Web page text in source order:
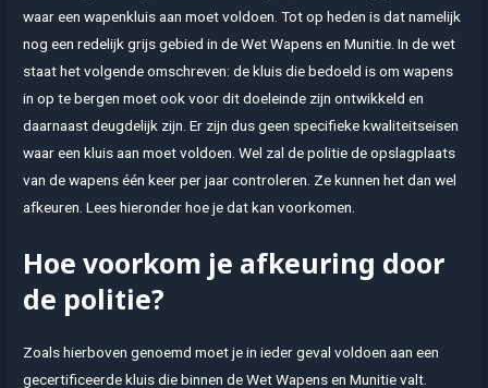
waar een wapenkluis aan moet voldoen. Tot op heden is dat namelijk
nog een redelijk grijs gebied in de Wet Wapens en Munitie. In de wet
staat het volgende omschreven: de kluis die bedoeld is om wapens
in op te bergen moet ook voor dit doeleinde zijn ontwikkeld en
daarnaast deugdelijk zijn. Er zijn dus geen specifieke kwaliteitseisen
waar een kluis aan moet voldoen. Wel zal de politie de opslagplaats
van de wapens één keer per jaar controleren. Ze kunnen het dan wel
afkeuren. Lees hieronder hoe je dat kan voorkomen.
Hoe voorkom je afkeuring door
de politie?
Zoals hierboven genoemd moet je in ieder geval voldoen aan een
gecertificeerde kluis die binnen de Wet Wapens en Munitie valt.